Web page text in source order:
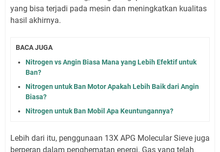
yang bisa terjadi pada mesin dan meningkatkan kualitas
hasil akhirnya.
BACA JUGA
Nitrogen vs Angin Biasa Mana yang Lebih Efektif untuk
Ban?
Nitrogen untuk Ban Motor Apakah Lebih Baik dari Angin
Biasa?
Nitrogen untuk Ban Mobil Apa Keuntungannya?
Lebih dari itu, penggunaan 13X APG Molecular Sieve juga
berperan dalam penghematan energi. Gas yang telah